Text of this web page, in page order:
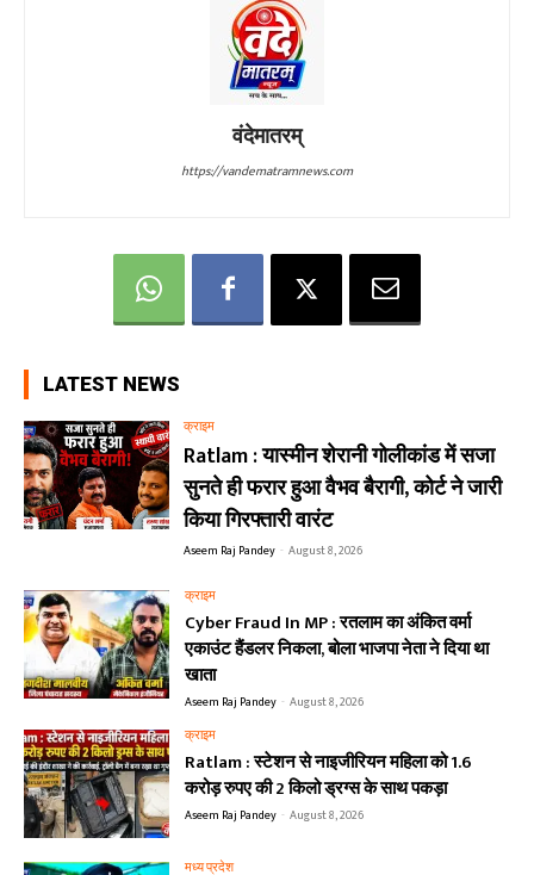
वंदेमातरम्
https://vandematramnews.com
LATEST NEWS
क्राइम
Ratlam : यास्मीन शेरानी गोलीकांड में सजा
सुनते ही फरार हुआ वैभव बैरागी, कोर्ट ने जारी
किया गिरफ्तारी वारंट
Aseem Raj Pandey - August 8, 2026
क्राइम
Cyber Fraud In MP : रतलाम का अंकित वर्मा
एकाउंट हैंडलर निकला, बोला भाजपा नेता ने दिया था
खाता
Aseem Raj Pandey - August 8, 2026
क्राइम
Ratlam : स्टेशन से नाइजीरियन महिला को 1.6
करोड़ रुपए की 2 किलो ड्रग्स के साथ पकड़ा
Aseem Raj Pandey - August 8, 2026
मध्य प्रदेश